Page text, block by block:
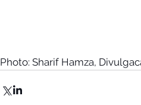
Photo: Sharif Hamza,